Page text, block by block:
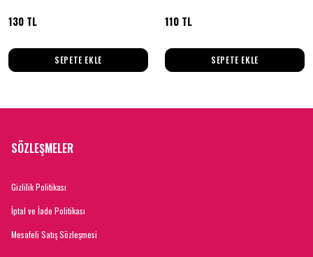
130 TL
SEPETE EKLE
110 TL
SEPETE EKLE
SÖZLEŞMELER
Gizlilik Politikası
İptal ve İade Politikası
Mesafeli Satış Sözleşmesi